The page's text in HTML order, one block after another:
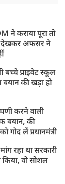
मौत; 11
की मौत,
ने कराया पूरा तो
देखकर अफसर ने
बच्चे प्राइवेट स्कूल
बयान की खड़ा हो
करने वाली
बयान, की
गोद लें प्रधानमंत्री
रहा था सरकारी
किया, वो सोशल